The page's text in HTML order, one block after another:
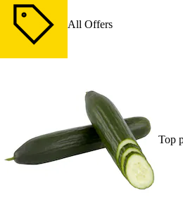
All Offers
Top